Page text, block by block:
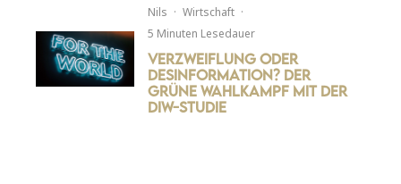
Nils · Wirtschaft ·
5 Minuten Lesedauer
Verzweiflung oder
Desinformation? Der
grüne Wahlkampf mit der
DIW-Studie